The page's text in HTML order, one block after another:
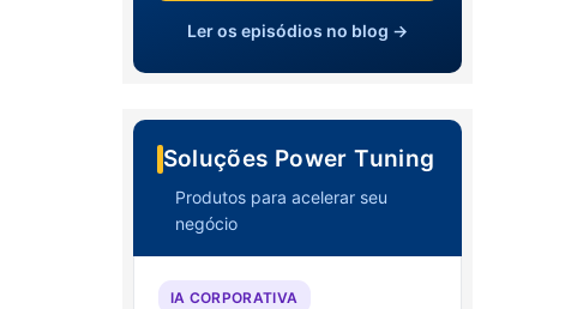
Ler os episódios no blog →
Soluções Power Tuning
Produtos para acelerar seu
negócio
IA CORPORATIVA